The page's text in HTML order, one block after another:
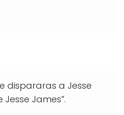
dispararas a Jesse
James”.